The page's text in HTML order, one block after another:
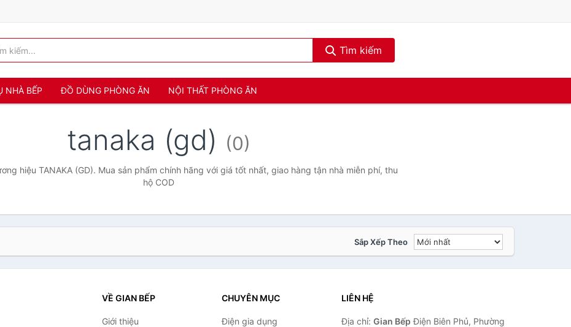
Tìm kiếm
NHÀ BẾP ĐỒ DÙNG PHÒNG ĂN NỘI THẤT PHÒNG ĂN
tanaka (gd) (0)
hiệu TANAKA (GD). Mua sản phẩm chính hãng với giá tốt nhất, giao hàng tận nhà miễn phí, thu
hộ COD
Sắp Xếp Theo
VỀ GIAN BẾP
Giới thiệu
CHUYÊN MỤC
Điện gia dụng
LIÊN HỆ
Địa chỉ: Gian Bếp Điện Biên Phủ, Phường